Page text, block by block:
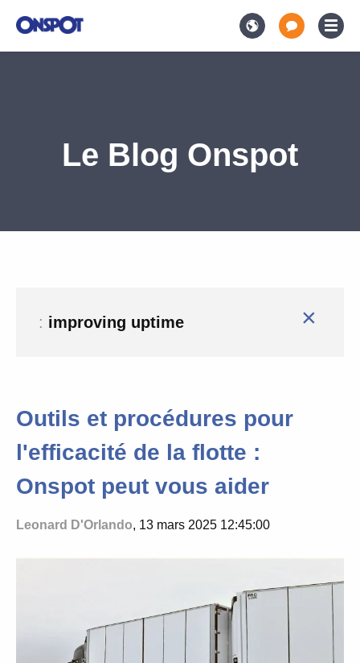
Le Blog Onspot
: improving uptime ×
Outils et procédures pour
l'efficacité de la flotte :
Onspot peut vous aider
Leonard D'Orlando, 13 mars 2025 12:45:00